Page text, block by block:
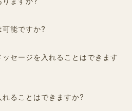
能ですか?
セージを入れることはできます
ることはできますか?